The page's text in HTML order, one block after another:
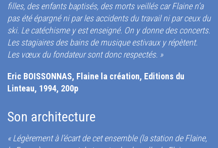
filles, des enfants baptisés, des morts veillés car Flaine n’a
pas été épargné ni par les accidents du travail ni par ceux du
ski. Le catéchisme y est enseigné. On y donne des concerts.
Les stagiaires des bains de musique estivaux y répètent.
Les vœux du fondateur sont donc respectés. »
Eric BOISSONNAS, Flaine la création, Editions du
Linteau, 1994, 200p
Son architecture
« Légèrement à l’écart de cet ensemble (la station de Flaine,